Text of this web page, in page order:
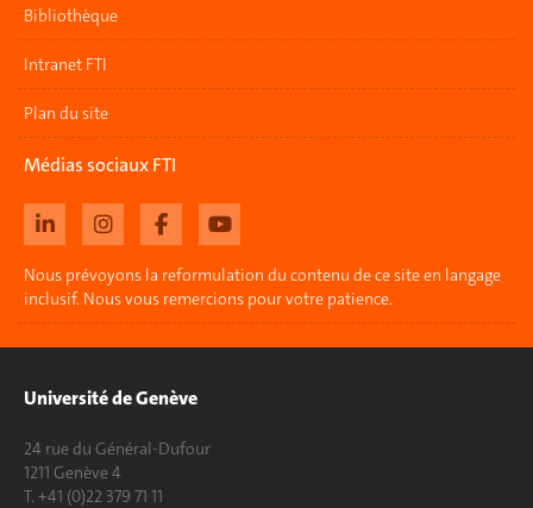
Bibliothèque
Intranet FTI
Plan du site
Médias sociaux FTI
Nous prévoyons la reformulation du contenu de ce site en langage
inclusif. Nous vous remercions pour votre patience.
Université de Genève
24 rue du Général-Dufour
1211 Genève 4
T. +41 (0)22 379 71 11